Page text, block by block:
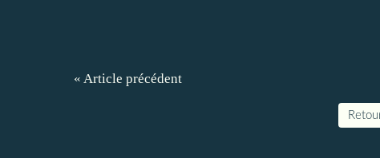
« Article précédent